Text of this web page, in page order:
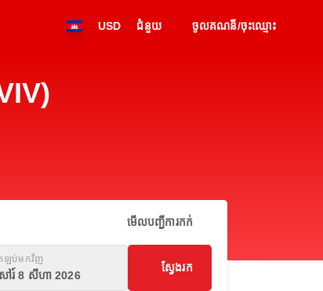
USD ជំនួយ ចូលគណនី/ចុះឈ្មោះ
មើលបញ្ជីការកក់
ឡប់មកវិញ
ៅរ៍ 8 សីហា 2026
ស្វែងរក